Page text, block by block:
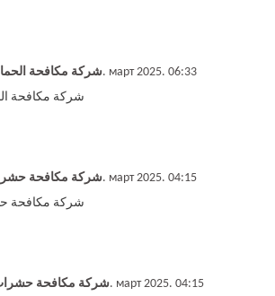
شركة مكافحة12. март 2025. 06:33
شركة مكافحة
شركة مكافحة13. март 2025. 04:15
شركة مكافحة
شركة مكافحة13. март 2025. 04:15